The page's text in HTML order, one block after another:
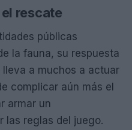
rescate
públicas
la fauna, su respuesta
lleva a muchos a actuar
complicar aún más el
armar un
las reglas del juego.